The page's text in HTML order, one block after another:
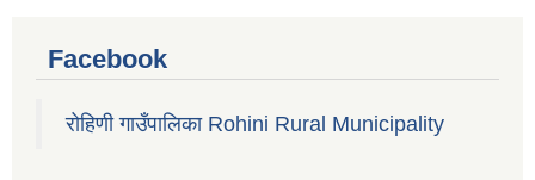
Facebook
रोहिणी गाउँपालिका Rohini Rural Municipality